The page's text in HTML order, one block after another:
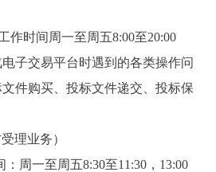
工作时间周一至周五8:00至20:00
子交易平台时遇到的各类操作问
件购买、投标文件递交、投标保
理业务）
：周一至周五8:30至11:30 ， 13:00